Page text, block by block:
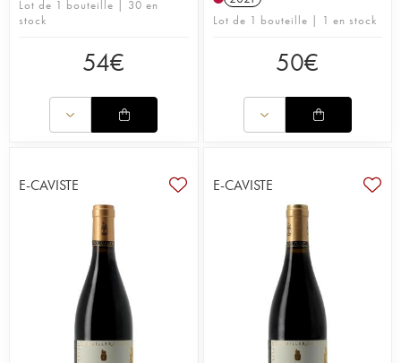
Lot de 1 bouteille | 30 en
stock
54€
Lot de 1 bouteille | 1 en stock
50€
E-CAVISTE E-CAVISTE